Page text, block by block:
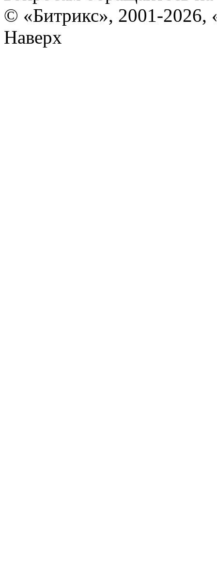
© «Битрикс», 2001-2026,
Наверх